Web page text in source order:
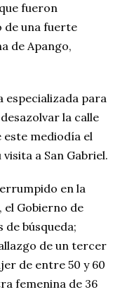
fueron
una fuerte
de Apango,
especializada para
la calle
mediodía el
a San Gabriel.
en la
el Gobierno de
búsqueda;
de un tercer
de entre 50 y 60
femenina de 36